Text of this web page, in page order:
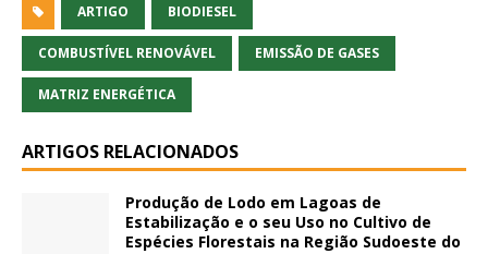
ARTIGO BIODIESEL
COMBUSTÍVEL RENOVÁVEL EMISSÃO DE GASES
MATRIZ ENERGÉTICA
ARTIGOS RELACIONADOS
Produção de Lodo em Lagoas de
Estabilização e o seu Uso no Cultivo de
Espécies Florestais na Região Sudoeste do